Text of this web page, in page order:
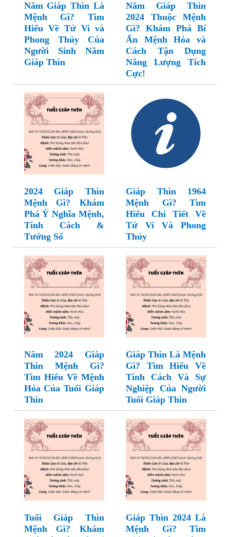
Năm Giáp Thìn Là
Mệnh Gì? Tìm
Hiểu Về Tử Vi và
Phong Thủy Của
Người Sinh Năm
Giáp Thìn
Năm Giáp Thìn
2024 Thuộc Mệnh
Gì? Khám Phá Bí
Ẩn Mệnh Hỏa và
Cách Tận Dụng
Năng Lượng Tích
Cực!
2024 Giáp Thìn
Mệnh Gì? Khám
Phá Ý Nghĩa Mệnh,
Tính Cách &
Tướng Số
Giáp Thìn 1964
Mệnh Gì? Tìm
Hiểu Chi Tiết Về
Tử Vi Và Phong
Thủy
Năm 2024 Giáp
Thìn Mệnh Gì?
Tìm Hiểu Về Mệnh
Hỏa Của Tuổi Giáp
Thìn
Giáp Thìn Là Mệnh
Gì? Tìm Hiểu Về
Tính Cách Và Sự
Nghiệp Của Người
Tuổi Giáp Thìn
Tuổi Giáp Thìn
Mệnh Gì? Khám
Giáp Thìn 2024 Là
Mệnh Gì? Tìm